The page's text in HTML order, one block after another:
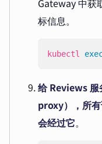
Gateway 中获
标信息。
kubectl
给 Reviews
proxy），所
会经过它。